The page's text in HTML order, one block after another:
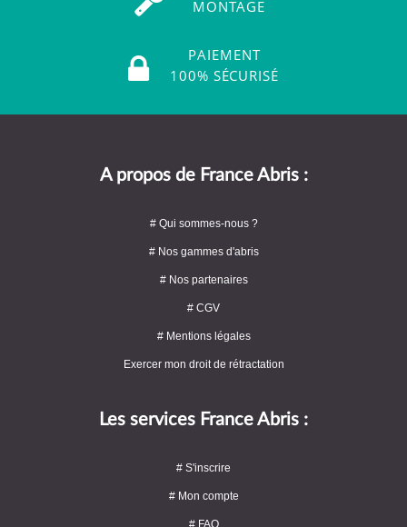
MONTAGE
PAIEMENT
100% SÉCURISÉ
A propos de France Abris :
# Qui sommes-nous ?
# Nos gammes d'abris
# Nos partenaires
# CGV
# Mentions légales
Exercer mon droit de rétractation
Les services France Abris :
# S'inscrire
# Mon compte
# FAQ